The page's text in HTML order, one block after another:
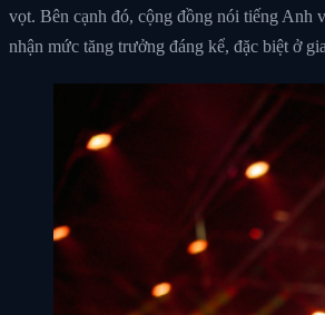
vọt. Bên cạnh đó, cộng đồng nói tiếng Anh
nhận mức tăng trưởng đáng kể, đặc biệt ở